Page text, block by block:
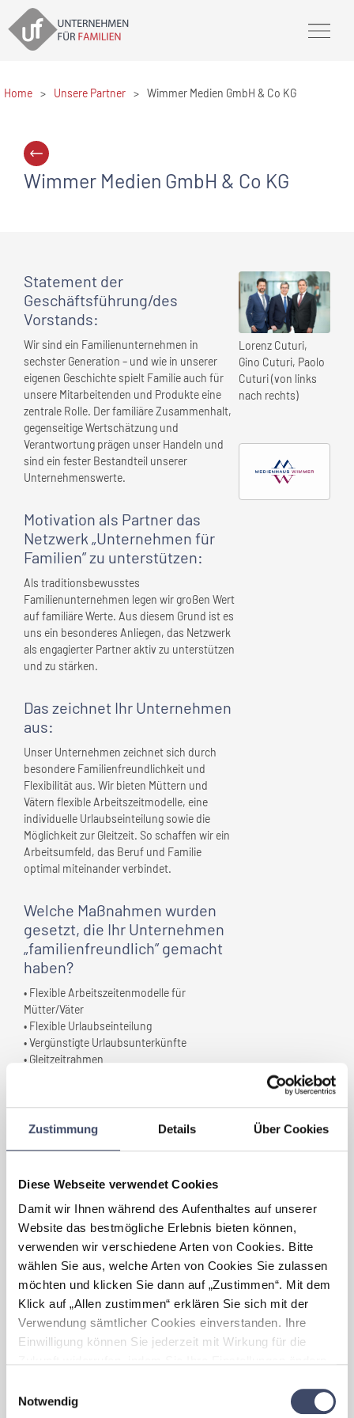
Zustimmung Details Über Cookies
Diese Webseite verwendet Cookies
Damit wir Ihnen während des Aufenthaltes auf unserer
Website das bestmögliche Erlebnis bieten können,
verwenden wir verschiedene Arten von Cookies. Bitte
wählen Sie aus, welche Arten von Cookies Sie zulassen
möchten und klicken Sie dann auf „Zustimmen“. Mit dem
Klick auf „Allen zustimmen“ erklären Sie sich mit der
Verwendung sämtlicher Cookies einverstanden. Ihre
Einwilligung können Sie jederzeit mit Wirkung für die
https://www.unternehmen-fuer-familien.at/cookie-
Notwendig
Home > Unsere Partner > Wimmer Medien GmbH & Co KG
Wimmer Medien GmbH & Co KG
Statement der
Geschäftsführung/des
Vorstands:
Wir sind ein Familienunternehmen in
sechster Generation – und wie in unserer
eigenen Geschichte spielt Familie auch für
unsere Mitarbeitenden und Produkte eine
zentrale Rolle. Der familiäre Zusammenhalt,
gegenseitige Wertschätzung und
Verantwortung prägen unser Handeln und
sind ein fester Bestandteil unserer
Unternehmenswerte.
Motivation als Partner das
Netzwerk „Unternehmen für
Familien” zu unterstützen:
Als traditionsbewusstes
Familienunternehmen legen wir großen Wert
auf familiäre Werte. Aus diesem Grund ist es
uns ein besonderes Anliegen, das Netzwerk
als engagierter Partner aktiv zu unterstützen
und zu stärken.
Das zeichnet Ihr Unternehmen
aus:
Unser Unternehmen zeichnet sich durch
besondere Familienfreundlichkeit und
Flexibilität aus. Wir bieten Müttern und
Vätern flexible Arbeitszeitmodelle, eine
individuelle Urlaubseinteilung sowie die
Möglichkeit zur Gleitzeit. So schaffen wir ein
Arbeitsumfeld, das Beruf und Familie
optimal miteinander verbindet.
Welche Maßnahmen wurden
gesetzt, die Ihr Unternehmen
„familienfreundlich” gemacht
haben?
• Flexible Arbeitszeitenmodelle für
Mütter/Väter
• Flexible Urlaubseinteilung
• Vergünstigte Urlaubsunterkünfte
• Gleitzeitrahmen
• Betriebspsychologische Betreuung
• Attraktive Ermäßigungen auf das Abo der
Welche Vorteile haben sich für
Ihr Unternehmendurch
„Familienfreundlichkeit”
ergeben?
Familienfreundlichkeit macht uns nicht nur
intern zu einem attraktiven Arbeitgeber,
sondern stärkt auch unser Image nach
außen. Sie steht für Wertschätzung,
Zusammenhalt und Verantwortung –
zukünftige Mitarbeitende besonders
Lorenz Cuturi,
Gino Cuturi, Paolo
Cuturi (von links
nach rechts)